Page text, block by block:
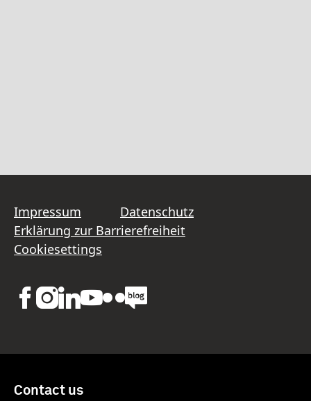
Impressum
Datenschutz
Erklärung zur Barrierefreiheit
Cookiesettings
Contact us